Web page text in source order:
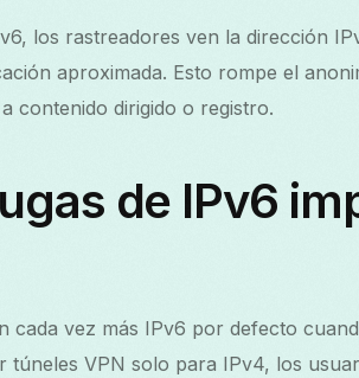
los rastreadores ven la dirección
aproximada. Esto rompe el
contenido dirigido o registro.
de IPv6
cada vez más IPv6 por defecto
túneles VPN solo para IPv4, los